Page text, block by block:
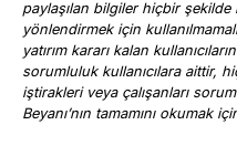
paylaşılan bilgiler hiçbir şekilde
yönlendirmek için
yatırım kararı kalan
sorumluluk kullanıcılara aittir,
iştirakleri veya çalışanları
Beyanı’nın tamamını okumak